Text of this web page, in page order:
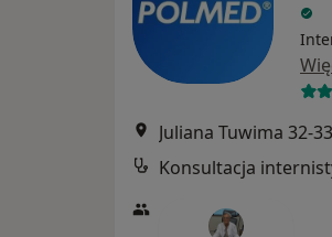
Konsultacja